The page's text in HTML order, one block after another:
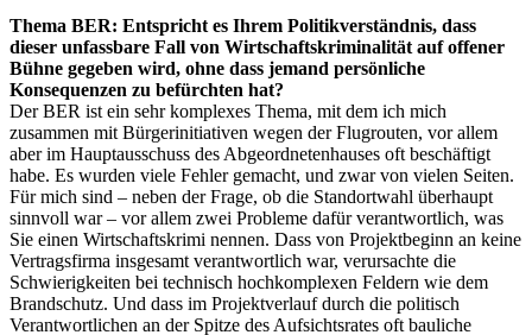
Thema BER: Entspricht es Ihrem Politikverständnis, dass
dieser unfassbare Fall von Wirtschaftskriminalität auf offener
Bühne gegeben wird, ohne dass jemand persönliche
Konsequenzen zu befürchten hat?
Der BER ist ein sehr komplexes Thema, mit dem ich mich
zusammen mit Bürgerinitiativen wegen der Flugrouten, vor allem
aber im Hauptausschuss des Abgeordnetenhauses oft beschäftigt
habe. Es wurden viele Fehler gemacht, und zwar von vielen Seiten.
Für mich sind – neben der Frage, ob die Standortwahl überhaupt
sinnvoll war – vor allem zwei Probleme dafür verantwortlich, was
Sie einen Wirtschaftskrimi nennen. Dass von Projektbeginn an keine
Vertragsfirma insgesamt verantwortlich war, verursachte die
Schwierigkeiten bei technisch hochkomplexen Feldern wie dem
Brandschutz. Und dass im Projektverlauf durch die politisch
Verantwortlichen an der Spitze des Aufsichtsrates oft bauliche